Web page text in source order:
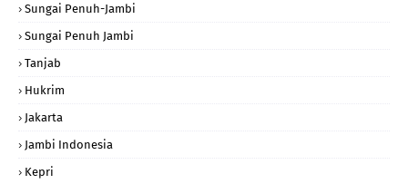
Sungai Penuh-Jambi
Sungai Penuh Jambi
Tanjab
Hukrim
Jakarta
Jambi Indonesia
Kepri